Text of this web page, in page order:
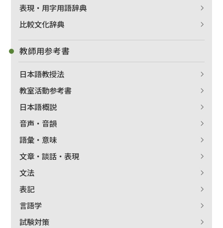
表現・用字用語辞典
比較文化辞典
教師用参考書
日本語教授法
教室活動参考書
日本語概説
音声・音韻
語彙・意味
文章・談話・表現
文法
表記
言語学
試験対策